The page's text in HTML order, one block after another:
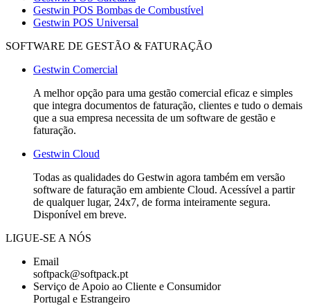
Gestwin POS Bombas de Combustível
Gestwin POS Universal
SOFTWARE DE GESTÃO & FATURAÇÃO
Gestwin Comercial
A melhor opção para uma gestão comercial eficaz e simples
que integra documentos de faturação, clientes e tudo o demais
que a sua empresa necessita de um software de gestão e
faturação.
Gestwin Cloud
Todas as qualidades do Gestwin agora também em versão
software de faturação em ambiente Cloud. Acessível a partir
de qualquer lugar, 24x7, de forma inteiramente segura.
Disponível em breve.
LIGUE-SE A NÓS
Email
softpack@softpack.pt
Serviço de Apoio ao Cliente e Consumidor
Portugal e Estrangeiro